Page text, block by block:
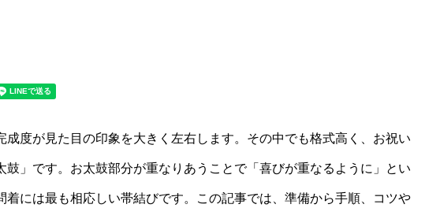
成度が見た目の印象を大きく左右します。その中でも格式高く、お祝い
鼓」です。お太鼓部分が重なりあうことで「喜びが重なるように」とい
着には最も相応しい帯結びです。この記事では、準備から手順、コツや